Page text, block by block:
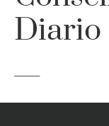
Diario